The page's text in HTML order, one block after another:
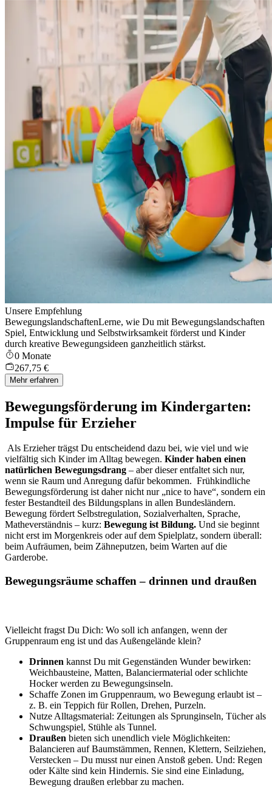
Unsere Empfehlung
BewegungslandschaftenLerne, wie Du mit Bewegungslandschaften
Spiel, Entwicklung und Selbstwirksamkeit förderst und Kinder
durch kreative Bewegungsideen ganzheitlich stärkst.
0 Monate
267,75 €
Mehr erfahren
Bewegungsförderung im Kindergarten:
Impulse für Erzieher
Als Erzieher trägst Du entscheidend dazu bei, wie viel und wie
vielfältig sich Kinder im Alltag bewegen. Kinder haben einen
natürlichen Bewegungsdrang – aber dieser entfaltet sich nur,
wenn sie Raum und Anregung dafür bekommen. Frühkindliche
Bewegungsförderung ist daher nicht nur „nice to have“, sondern ein
fester Bestandteil des Bildungsplans in allen Bundesländern.
Bewegung fördert Selbstregulation, Sozialverhalten, Sprache,
Matheverständnis – kurz: Bewegung ist Bildung. Und sie beginnt
nicht erst im Morgenkreis oder auf dem Spielplatz, sondern überall:
beim Aufräumen, beim Zähneputzen, beim Warten auf die
Garderobe.
Bewegungsräume schaffen – drinnen und draußen
Vielleicht fragst Du Dich: Wo soll ich anfangen, wenn der
Gruppenraum eng ist und das Außengelände klein?
Drinnen kannst Du mit Gegenständen Wunder bewirken:
Weichbausteine, Matten, Balanciermaterial oder schlichte
Hocker werden zu Bewegungsinseln.
Schaffe Zonen im Gruppenraum, wo Bewegung erlaubt ist –
z. B. ein Teppich für Rollen, Drehen, Purzeln.
Nutze Alltagsmaterial: Zeitungen als Sprunginseln, Tücher als
Schwungspiel, Stühle als Tunnel.
Draußen bieten sich unendlich viele Möglichkeiten:
Balancieren auf Baumstämmen, Rennen, Klettern, Seilziehen,
Verstecken – Du musst nur einen Anstoß geben. Und: Regen
oder Kälte sind kein Hindernis. Sie sind eine Einladung,
Bewegung draußen erlebbar zu machen.